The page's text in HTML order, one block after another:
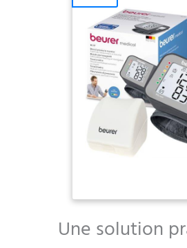
Une solution